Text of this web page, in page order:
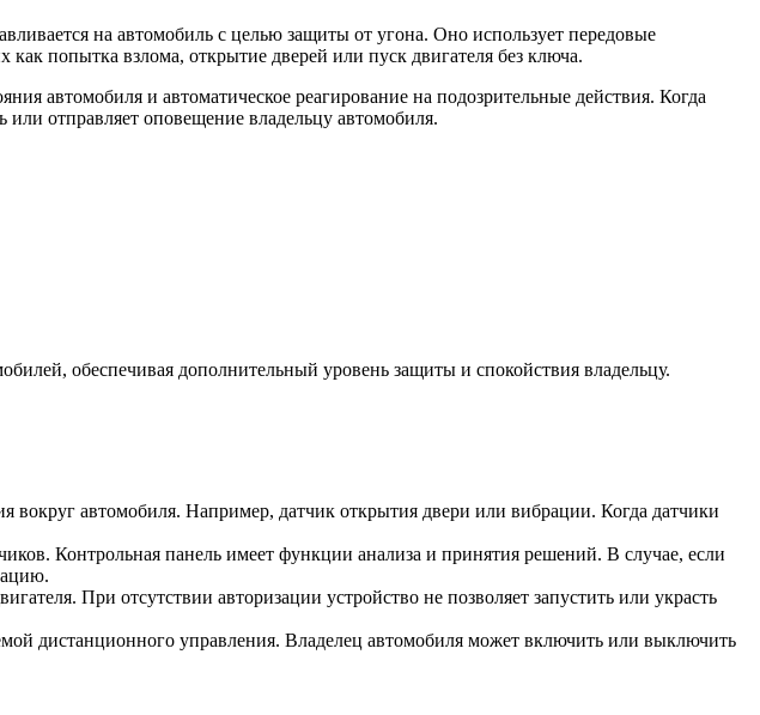
на автомобиль с целью защиты от угона. Оно использует передовые
попытка взлома, открытие дверей или пуск двигателя без ключа.
автомобиля и автоматическое реагирование на подозрительные действия. Когда
отправляет оповещение владельцу автомобиля.
обеспечивая дополнительный уровень защиты и спокойствия владельцу.
автомобиля. Например, датчик открытия двери или вибрации. Когда датчики
Контрольная панель имеет функции анализа и принятия решений. В случае, если
При отсутствии авторизации устройство не позволяет запустить или украсть
дистанционного управления. Владелец автомобиля может включить или выключить